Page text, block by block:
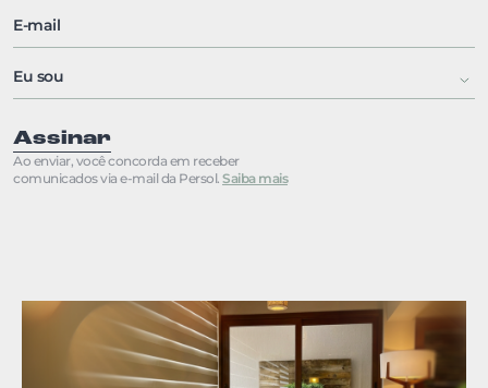
Assinar
Ao enviar, você concorda em receber
comunicados via e-mail da Persol. Saiba mais